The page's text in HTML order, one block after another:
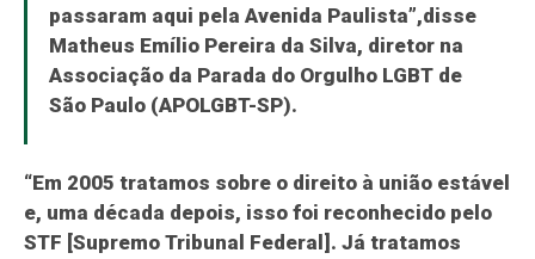
passaram aqui pela Avenida Paulista”,disse
Matheus Emílio Pereira da Silva, diretor na
Associação da Parada do Orgulho LGBT de
São Paulo (APOLGBT-SP).
“Em 2005 tratamos sobre o direito à união estável
e, uma década depois, isso foi reconhecido pelo
STF [Supremo Tribunal Federal]. Já tratamos